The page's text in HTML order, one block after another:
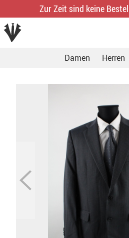
Zur Zeit sind keine
Damen Herren